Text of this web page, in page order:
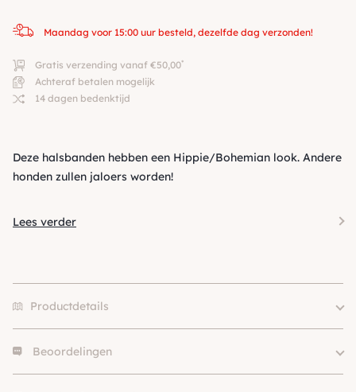
Maandag voor 15:00 uur besteld, dezelfde dag verzonden!
Gratis verzending vanaf €50,00*
Achteraf betalen mogelijk
14 dagen bedenktijd
Deze halsbanden hebben een Hippie/Bohemian look. Andere
honden zullen jaloers worden!
Lees verder
Productdetails
Size
Klein (0 – 10kg), Middel (10 –
Beoordelingen